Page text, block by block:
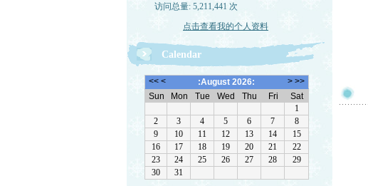
访问总量: 5,211,441 次
点击查看我的个人资料
Calendar